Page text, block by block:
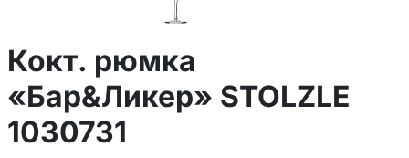
Кокт. рюмка
«Бар&Ликер» STOLZLE
1030731